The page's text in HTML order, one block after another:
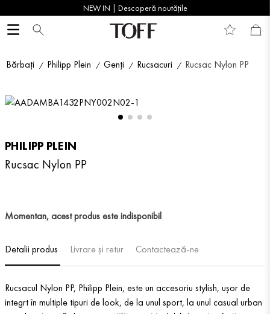
NEW IN | Descoperă noutățile
Bărbați Philipp Plein Genți Rucsacuri Rucsac Nylon PP
PHILIPP PLEIN
Rucsac Nylon PP
Momentan, acest produs este indisponibil
Detalii produs Livrare și retur Contactează-ne
Rucsacul Nylon PP, Philipp Plein, este un accesoriu stylish, ușor de
integrt în multiple tipuri de look, de la unul sport, la unul casual urban